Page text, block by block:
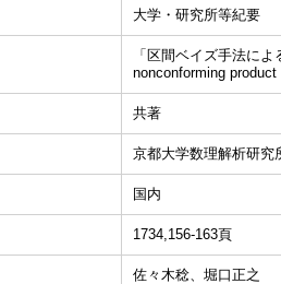
大学・研究所等紀要
「区間ベイズ手法に
nonconforming
共著
京都大学数理解析研究
国内
1734,156-163頁
佐々木稔、堀口正之